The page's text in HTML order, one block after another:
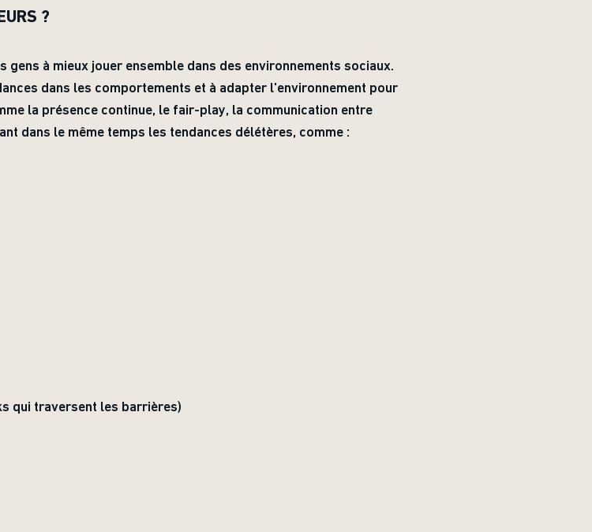
?
à mieux jouer ensemble dans des environnements sociaux.
dans les comportements et à adapter l'environnement pour
la présence continue, le fair-play, la communication entre
dans le même temps les tendances délétères, comme :
qui traversent les barrières)